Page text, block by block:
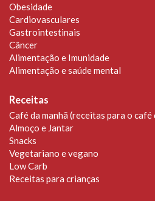
Obesidade
Cardiovasculares
Gastrointestinais
Câncer
Alimentação e Imunidade
Alimentação e saúde mental
Receitas
Café da manhã (receitas para o café
Almoço e Jantar
Snacks
Vegetariano e vegano
Low Carb
Receitas para crianças